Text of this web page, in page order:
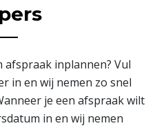
inplannen? Vul
in en wij nemen zo snel
je een afspraak wilt
in en wij nemen